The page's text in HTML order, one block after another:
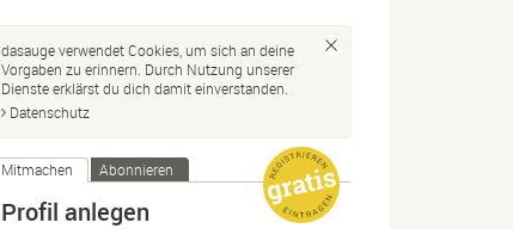
dasauge verwendet Cookies, um sich an deine
Vorgaben zu erinnern. Durch Nutzung unserer
Dienste erklärst du dich damit einverstanden.
Datenschutz
Mitmachen Abonnieren
Profil anlegen